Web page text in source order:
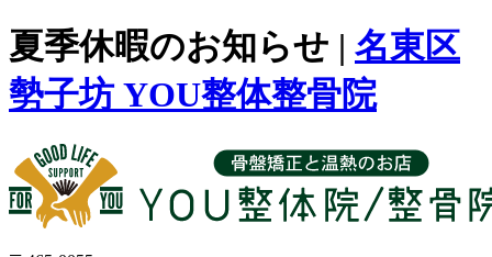
夏季休暇のお知らせ | 名東区
勢子坊 YOU整体整骨院